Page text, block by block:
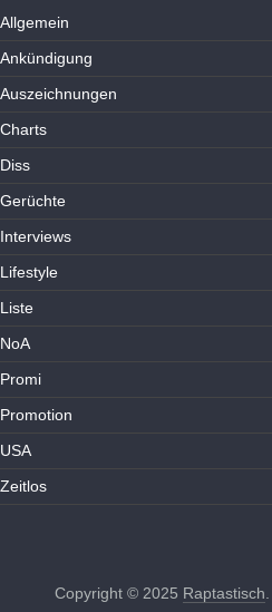
Allgemein
Ankündigung
Auszeichnungen
Charts
Diss
Gerüchte
Interviews
Lifestyle
Liste
NoA
Promi
Promotion
USA
Zeitlos
Copyright © 2025 Raptastisch